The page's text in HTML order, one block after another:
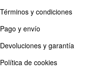
Términos y condiciones
Pago y envío
Devoluciones y garantía
Política de cookies